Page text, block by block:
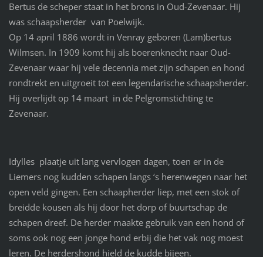
Bertus de scheper staat in het brons in Oud-Zevenaar. Hij
was schaapsherder van Poelwijk.
Op 14 april 1886 wordt in Venray geboren (Lam)bertus
Wilmsen. In 1909 komt hij als boerenknecht naar Oud-
Zevenaar waar hij vele decennia met zijn schapen en hond
rondtrekt en uitgroeit tot een legendarische schaapsherder.
Hij overlijdt op 14 maart in de Pelgromstichting te
Zevenaar.
Idylles plaatje uit lang vervlogen dagen, toen er in de
Liemers nog kudden schapen langs ‘s herenwegen naar het
open veld gingen. Een schaapherder liep, met een stok of
breidde kousen als hij door het dorp of buurtschap de
schapen dreef. De herder maakte gebruik van een hond of
soms ook nog een jonge hond erbij die het vak nog moest
leren. De herdershond hield de kudde bijeen.